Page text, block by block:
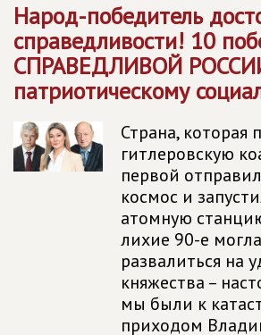
Народ-победитель
справедливости! 10
СПРАВЕДЛИВОЙ
патриотическому
Страна, которая
гитлеровскую
первой
космос и
атомную
лихие 90-е
развалиться на
княжества –
мы были к
приходом